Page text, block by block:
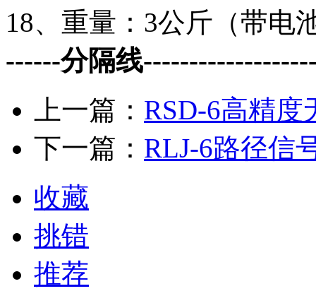
18、重量：3公斤（带电
------分隔线
上一篇： RSD-6高精度
下一篇： RLJ-6路径信
收藏
挑错
推荐